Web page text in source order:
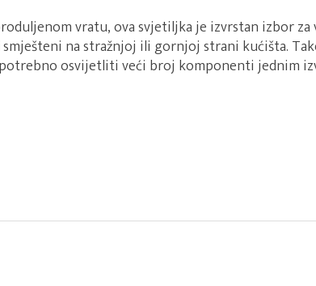
vratu, ova svjetiljka je izvrstan izbor za
na stražnjoj ili gornjoj strani kućišta.
osvijetliti veći broj komponenti jednim